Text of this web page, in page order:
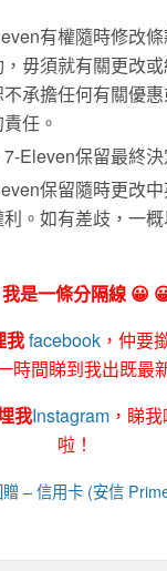
有權隨時修改條
毋須就有關更改
承擔任何有關優
任。
Eleven保留最終決
保留隨時更改
。如有差歧，一
是一條分隔線 😀
我facebook ，仲要
時間睇到我出既最
我Instagram ，睇
啦！
– 信用卡 (安信